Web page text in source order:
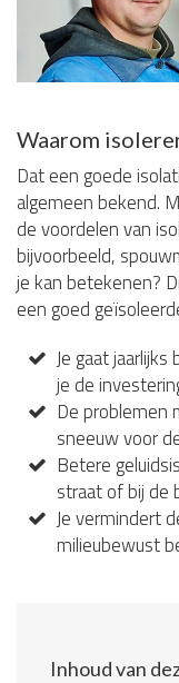
Waarom
Dat een goede
algemeen bekend.
de voordelen van
bijvoorbeeld,
je kan betekenen?
een goed
Je gaat
je de
De problemen
sneeuw voor
Betere
straat of bij de
Je vermindert
milieubewust
Inhoud van